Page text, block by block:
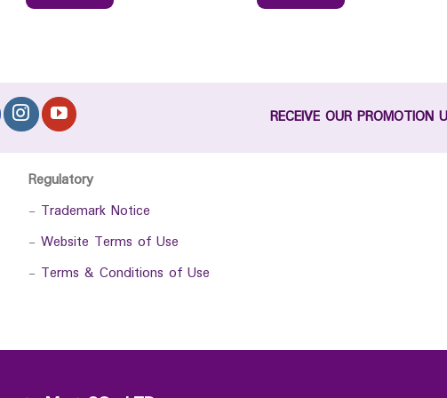
RECEIVE OUR PROMOTION
Regulatory
- Trademark Notice
- Website Terms of Use
- Terms & Conditions of Use